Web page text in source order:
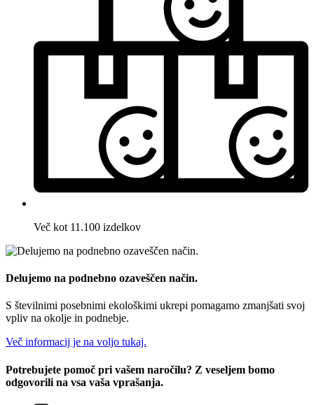
Več kot 11.100 izdelkov
Delujemo na podnebno ozaveščen način.
S številnimi posebnimi ekološkimi ukrepi pomagamo zmanjšati svoj
vpliv na okolje in podnebje.
Več informacij je na voljo tukaj.
Potrebujete pomoč pri vašem naročilu? Z veseljem bomo
odgovorili na vsa vaša vprašanja.